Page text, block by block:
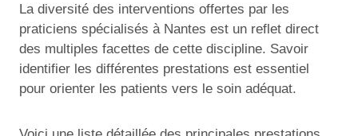
La diversité des interventions offertes par les
praticiens spécialisés à Nantes est un reflet direct
des multiples facettes de cette discipline. Savoir
identifier les différentes prestations est essentiel
pour orienter les patients vers le soin adéquat.